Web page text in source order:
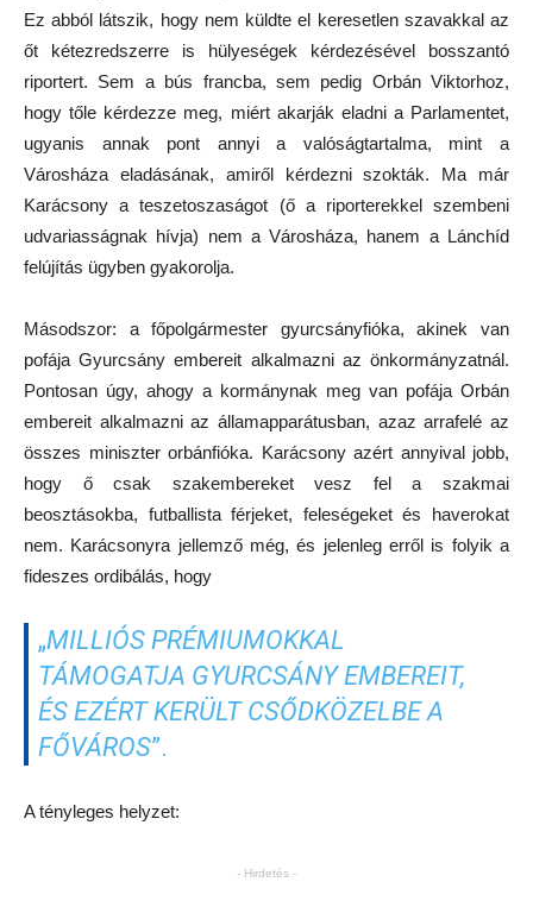
Ez abból látszik, hogy nem küldte el keresetlen szavakkal az
őt kétezredszerre is hülyeségek kérdezésével bosszantó
riportert. Sem a bús francba, sem pedig Orbán Viktorhoz,
hogy tőle kérdezze meg, miért akarják eladni a Parlamentet,
ugyanis annak pont annyi a valóságtartalma, mint a
Városháza eladásának, amiről kérdezni szokták. Ma már
Karácsony a teszetoszaságot (ő a riporterekkel szembeni
udvariasságnak hívja) nem a Városháza, hanem a Lánchíd
felújítás ügyben gyakorolja.
Másodszor: a főpolgármester gyurcsányfióka, akinek van
pofája Gyurcsány embereit alkalmazni az önkormányzatnál.
Pontosan úgy, ahogy a kormánynak meg van pofája Orbán
embereit alkalmazni az államapparátusban, azaz arrafelé az
összes miniszter orbánfióka. Karácsony azért annyival jobb,
hogy ő csak szakembereket vesz fel a szakmai
beosztásokba, futballista férjeket, feleségeket és haverokat
nem. Karácsonyra jellemző még, és jelenleg erről is folyik a
fideszes ordibálás, hogy
„MILLIÓS PRÉMIUMOKKAL
TÁMOGATJA GYURCSÁNY EMBEREIT,
ÉS EZÉRT KERÜLT CSŐDKÖZELBE A
FŐVÁROS”.
A tényleges helyzet:
- Hirdetés -